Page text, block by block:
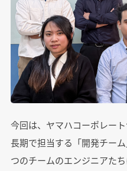
今回は、ヤマハコーポレー
長期で担当する「開発チー
つのチームのエンジニアた